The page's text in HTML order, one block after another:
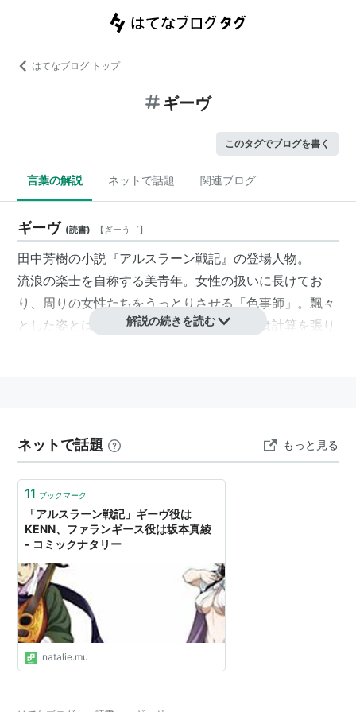
はてなブログ トップ
ギーヴ
このタグでブログを書く
言葉の解説 ネットで話題 関連ブログ
ギーヴ (読書) 【ぎーう゛】
田中芳樹の小説『アルスラーン戦記』の登場人物。
流浪の楽士を自称する美青年。女性の扱いに長けてお
り、周りの女性たちをうっとりさせる「色事師」。飄々
とした姿とは裏腹に、洞察力は鋭く、裏では計算を張り
ルシタニアの捕虜となり拷問を受けていた万騎長シャプ
ールの「味方の矢で死にたい」との意を受け、遠い城壁
の上から放った一矢で眉間を射抜いて射殺した。その後
王都を抜け出し、
りゆきでアルスラーン陣営に加わることになる。
解説の続きを読む
ネットで話題 もっと見る
11 ブックマーク
「アルスラーン戦記」ギーヴ役は
KENN、ファランギース役は坂本真綾
- コミックナタリー
natalie.mu